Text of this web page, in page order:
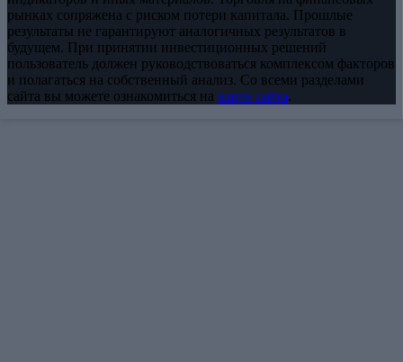
рынках сопряжена с риском потери капитала. Прошлые
результаты не гарантируют аналогичных результатов в
будущем. При принятии инвестиционных решений
пользователь должен руководствоваться комплексом факторов
и полагаться на собственный анализ. Со всеми разделами
сайта вы можете ознакомиться на карте сайта.